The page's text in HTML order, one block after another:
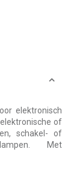
elektronisch
of
schakel- of
Met